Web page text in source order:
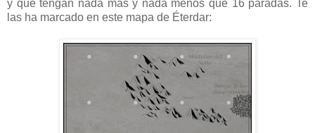
y que tengan nada más y nada menos que 16 paradas. Te
las ha marcado en este mapa de Éterdar: